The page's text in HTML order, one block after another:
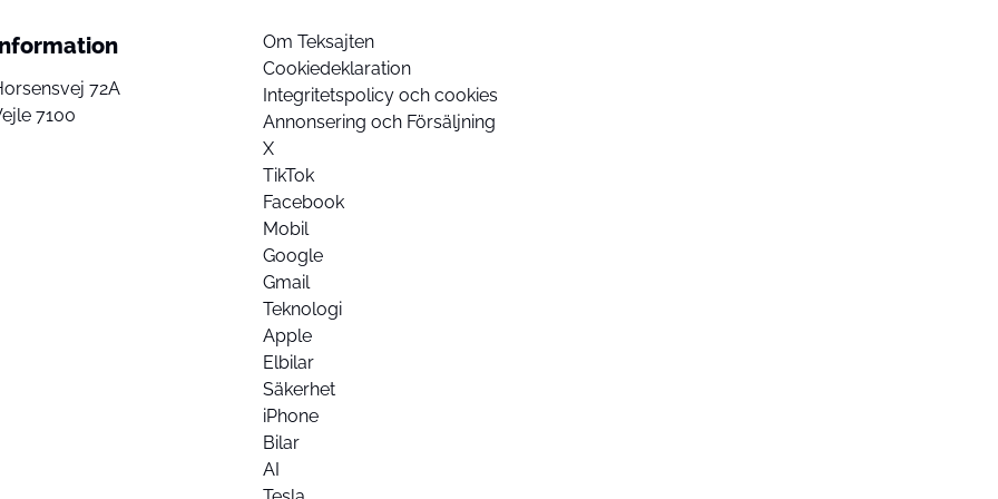
72A
7100
Om Teksajten
Cookiedeklaration
Integritetspolicy och cookies
Annonsering och Försäljning
X
TikTok
Facebook
Mobil
Google
Gmail
Teknologi
Apple
Elbilar
Säkerhet
iPhone
Bilar
AI